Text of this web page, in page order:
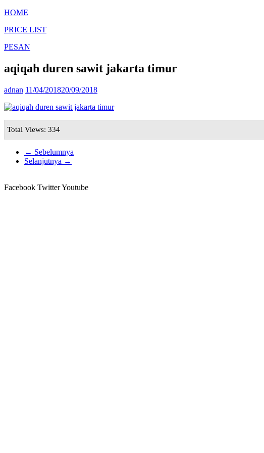
HOME
PRICE LIST
PESAN
aqiqah duren sawit jakarta timur
adnan 11/04/201820/09/2018
Total Views: 334
← Sebelumnya
Selanjutnya →
Facebook TwitterYoutube